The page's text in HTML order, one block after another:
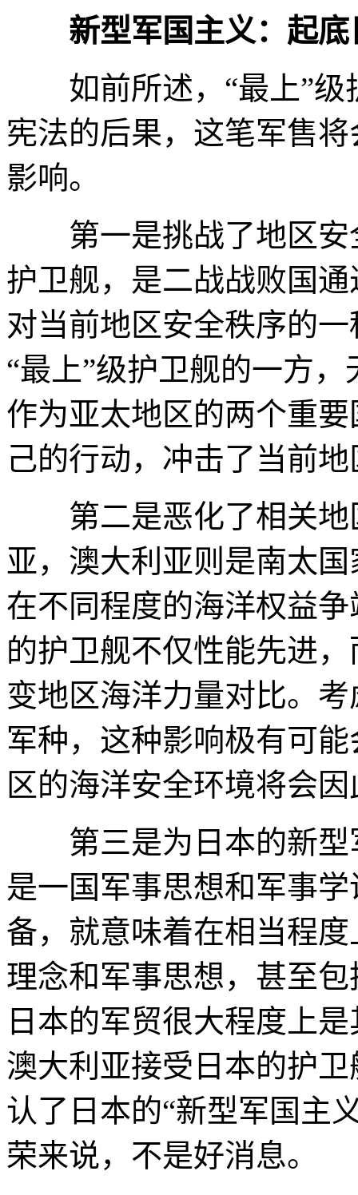
新型军国主义：起
如前所述，“最上”级
宪法的后果，这笔军售
影响。
第一是挑战了地区安
护卫舰，是二战战败国
对当前地区安全秩序的
“最上”级护卫舰的一方
作为亚太地区的两个重
己的行动，冲击了当前
第二是恶化了相关地
亚，澳大利亚则是南太
在不同程度的海洋权益
的护卫舰不仅性能先进
变地区海洋力量对比。
军种，这种影响极有可
区的海洋安全环境将会
第三是为日本的新型
是一国军事思想和军事
备，就意味着在相当程
理念和军事思想，甚至
日本的军贸很大程度上
澳大利亚接受日本的护
认了日本的“新型军国主
荣来说，不是好消息。